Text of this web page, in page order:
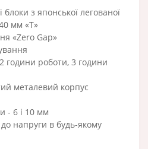
блоки з японської легованої
мм «T»
«Zero Gap»
години роботи, 3 години
металевий корпус
- 6 і 10 мм
напруги в будь-якому